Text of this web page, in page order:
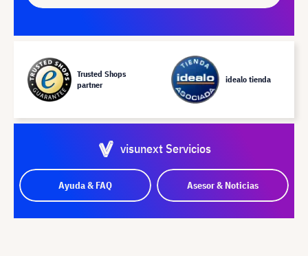
Trusted Shops
partner
idealo tienda
visunext Servicios
Ayuda & FAQ Asesor & Noticias